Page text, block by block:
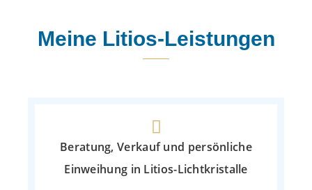
Meine Litios-Leistungen
Beratung, Verkauf und persönliche
Einweihung in Litios-Lichtkristalle